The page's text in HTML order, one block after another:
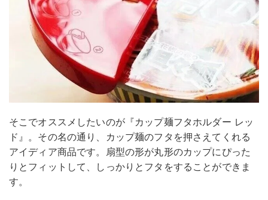
そこでオススメしたいのが『カップ麺フタホルダー レッ
ド』。その名の通り、カップ麺のフタを押さえてくれる
アイディア商品です。扇型の形が丸形のカップにぴった
りとフィットして、しっかりとフタをすることができま
す。